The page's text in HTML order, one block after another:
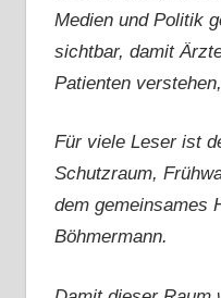
Medien und Politik
sichtbar, damit
Patienten
Für viele Leser ist
Schutzraum,
dem gemeinsames
Böhmermann.